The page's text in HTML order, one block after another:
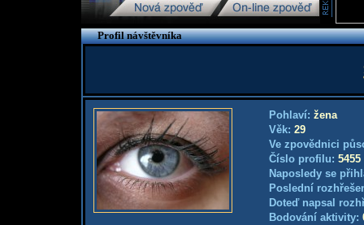
Profil návštěvníka
Pohlaví: žena
Věk: 29
Ve zpovědnici
Číslo profilu: 5455
Naposledy se
Poslední
Doteď napsal
Bodování aktivity: